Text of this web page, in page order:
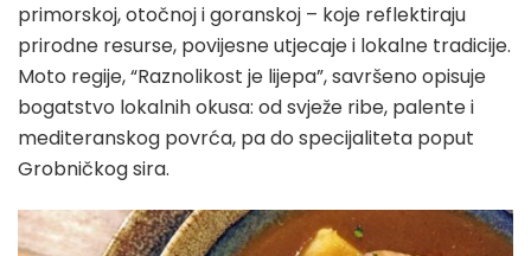
primorskoj, otočnoj i goranskoj – koje reflektiraju
prirodne resurse, povijesne utjecaje i lokalne tradicije.
Moto regije, “Raznolikost je lijepa”, savršeno opisuje
bogatstvo lokalnih okusa: od svježe ribe, palente i
mediteranskog povrća, pa do specijaliteta poput
Grobničkog sira.